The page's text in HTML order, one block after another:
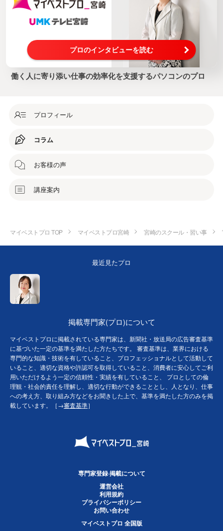
プロのインタビューを読む
働く人に寄り添い仕事の効率化を支援するパソコンのプロ
プロフィール
コラム
お客様の声
講座案内
マイベストプロ TOP マイベストプロ宮崎 宮崎のスクール・習い事
最近見たプロ
掲載専門家(プロ)について
マイベストプロに掲載されている専門家は、新聞社・放送局の広告審査基準
に基づいた一定の基準を満たした方たちです。 審査基準は、業界における
専門的な知識・技術を有していること、プロフェッショナルとして活動して
いること、適切な資格や許認可を取得していること、消費者に安心してご利
用いただけるよう一定の信頼性・実績を有していること、 プロとしての倫
理観・社会的責任を理解し、適切な行動ができることとし、人となり、仕事
への考え方、取り組み方などをお聞きした上で、基準を満たした方のみを掲
載しています。［→審査基準］
専門家登録·掲載について
運営会社
利用規約
プライバシーポリシー
お問い合わせ
マイベストプロ 全国版